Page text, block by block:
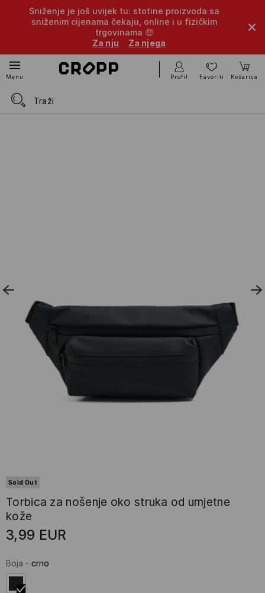
Sniženje je još uvijek tu: stotine proizvoda sa
sniženim cijenama čekaju, online i u fizičkim
trgovinama 🤑
Za nju
Za njega
Menu Profil Favoriti Košarica
Sold Out
Torbica za nošenje oko struka od umjetne
kože
3,99 EUR
Boja - crno